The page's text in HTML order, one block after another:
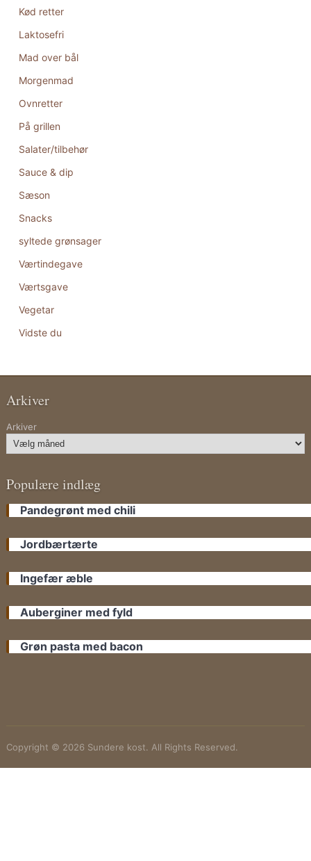
Kød retter
Laktosefri
Mad over bål
Morgenmad
Ovnretter
På grillen
Salater/tilbehør
Sauce & dip
Sæson
Snacks
syltede grønsager
Værtindegave
Værtsgave
Vegetar
Vidste du
Arkiver
Arkiver
Populære indlæg
Pandegrønt med chili
Jordbærtærte
Ingefær æble
Auberginer med fyld
Grøn pasta med bacon
Copyright © 2026 Sundere kost. All Rights Reserved.